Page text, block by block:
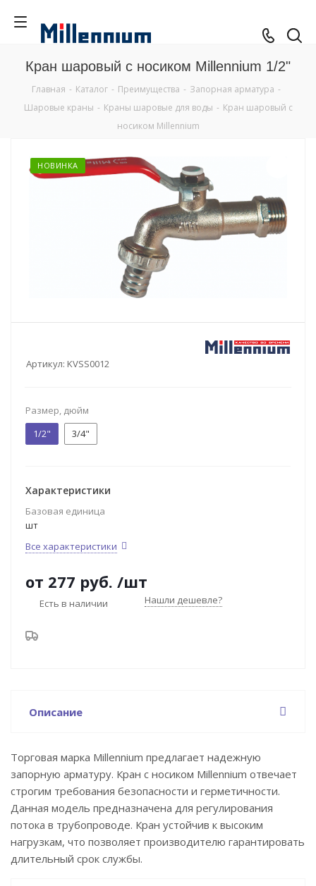
Кран шаровый с носиком Millennium 1/2"
Главная - Каталог - Преимущества - Запорная арматура -
Шаровые краны - Краны шаровые для воды - Кран шаровый с
носиком Millennium
НОВИНКА
Артикул: KVSS0012
Размер, дюйм
1/2"
3/4"
Характеристики
Базовая единица
шт
Все характеристики
от 277 руб. /шт
Есть в наличии Нашли дешевле?
Описание
Торговая марка Millennium предлагает надежную
запорную арматуру. Кран с носиком Millennium отвечает
строгим требования безопасности и герметичности.
Данная модель предназначена для регулирования
потока в трубопроводе. Кран устойчив к высоким
нагрузкам, что позволяет производителю гарантировать
длительный срок службы.